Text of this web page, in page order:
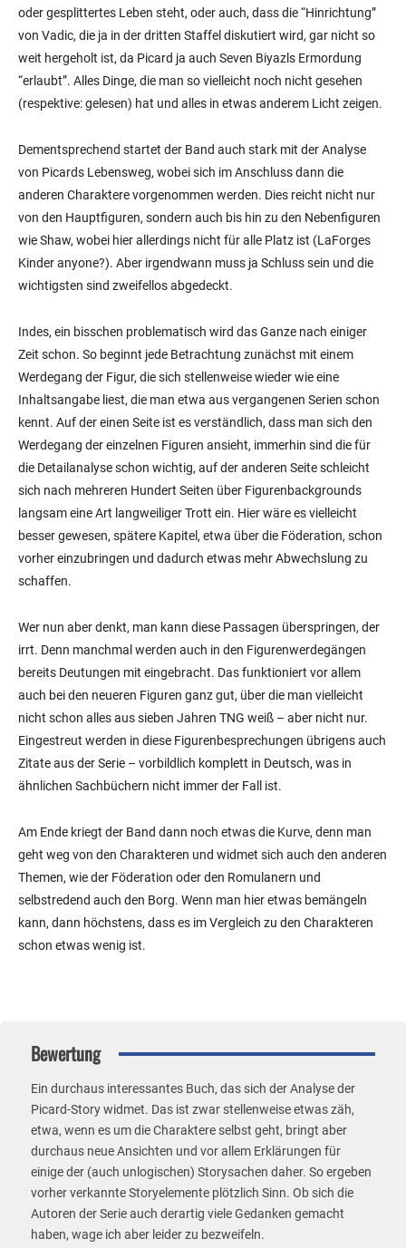
oder gesplittertes Leben steht, oder auch, dass die “Hinrichtung”
von Vadic, die ja in der dritten Staffel diskutiert wird, gar nicht so
weit hergeholt ist, da Picard ja auch Seven Biyazls Ermordung
“erlaubt”. Alles Dinge, die man so vielleicht noch nicht gesehen
(respektive: gelesen) hat und alles in etwas anderem Licht zeigen.
Dementsprechend startet der Band auch stark mit der Analyse
von Picards Lebensweg, wobei sich im Anschluss dann die
anderen Charaktere vorgenommen werden. Dies reicht nicht nur
von den Hauptfiguren, sondern auch bis hin zu den Nebenfiguren
wie Shaw, wobei hier allerdings nicht für alle Platz ist (LaForges
Kinder anyone?). Aber irgendwann muss ja Schluss sein und die
wichtigsten sind zweifellos abgedeckt.
Indes, ein bisschen problematisch wird das Ganze nach einiger
Zeit schon. So beginnt jede Betrachtung zunächst mit einem
Werdegang der Figur, die sich stellenweise wieder wie eine
Inhaltsangabe liest, die man etwa aus vergangenen Serien schon
kennt. Auf der einen Seite ist es verständlich, dass man sich den
Werdegang der einzelnen Figuren ansieht, immerhin sind die für
die Detailanalyse schon wichtig, auf der anderen Seite schleicht
sich nach mehreren Hundert Seiten über Figurenbackgrounds
langsam eine Art langweiliger Trott ein. Hier wäre es vielleicht
besser gewesen, spätere Kapitel, etwa über die Föderation, schon
vorher einzubringen und dadurch etwas mehr Abwechslung zu
schaffen.
Wer nun aber denkt, man kann diese Passagen überspringen, der
irrt. Denn manchmal werden auch in den Figurenwerdegängen
bereits Deutungen mit eingebracht. Das funktioniert vor allem
auch bei den neueren Figuren ganz gut, über die man vielleicht
nicht schon alles aus sieben Jahren TNG weiß – aber nicht nur.
Eingestreut werden in diese Figurenbesprechungen übrigens auch
Zitate aus der Serie – vorbildlich komplett in Deutsch, was in
ähnlichen Sachbüchern nicht immer der Fall ist.
Am Ende kriegt der Band dann noch etwas die Kurve, denn man
geht weg von den Charakteren und widmet sich auch den anderen
Themen, wie der Föderation oder den Romulanern und
selbstredend auch den Borg. Wenn man hier etwas bemängeln
kann, dann höchstens, dass es im Vergleich zu den Charakteren
schon etwas wenig ist.
Bewertung
Ein durchaus interessantes Buch, das sich der Analyse der
Picard-Story widmet. Das ist zwar stellenweise etwas zäh,
etwa, wenn es um die Charaktere selbst geht, bringt aber
durchaus neue Ansichten und vor allem Erklärungen für
einige der (auch unlogischen) Storysachen daher. So ergeben
vorher verkannte Storyelemente plötzlich Sinn. Ob sich die
Autoren der Serie auch derartig viele Gedanken gemacht
haben, wage ich aber leider zu bezweifeln.